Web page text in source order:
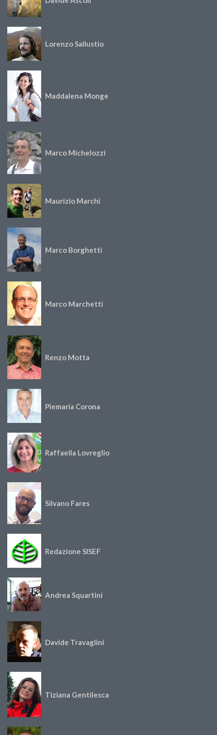
Lorenzo Sallustio
Maddalena Monge
Marco Michelozzi
Maurizio Marchi
Marco Borghetti
Marco Marchetti
Renzo Motta
Piemaria Corona
Raffaella Lovreglio
Silvano Fares
Redazione SISEF
Andrea Squartini
Davide Travaglini
Tiziana Gentilesca